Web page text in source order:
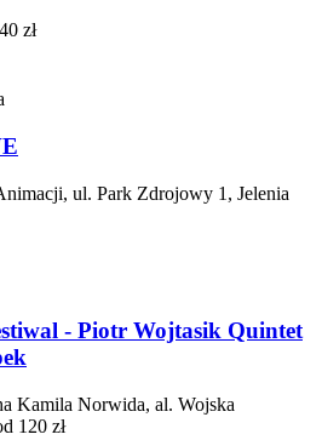
zł
ul. Park Zdrojowy 1, Jelenia
- Piotr Wojtasik Quintet
Kamila Norwida, al. Wojska
120 zł